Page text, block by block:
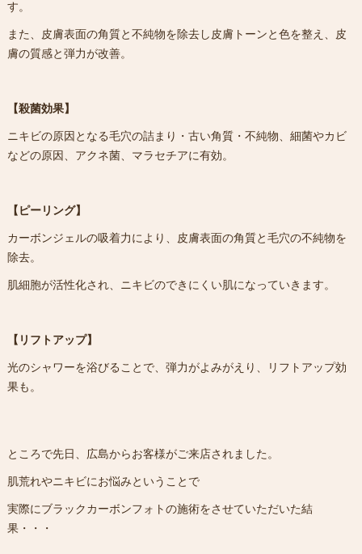
す。
また、皮膚表面の角質と不純物を除去し皮膚トーンと色を整え、皮
膚の質感と弾力が改善。
【殺菌効果】
ニキビの原因となる毛穴の詰まり・古い角質・不純物、細菌やカビ
などの原因、アクネ菌、マラセチアに有効。
【ピーリング】
カーボンジェルの吸着力により、皮膚表面の角質と毛穴の不純物を
除去。
肌細胞が活性化され、ニキビのできにくい肌になっていきます。
【リフトアップ】
光のシャワーを浴びることで、弾力がよみがえり、リフトアップ効
果も。
ところで先日、広島からお客様がご来店されました。
肌荒れやニキビにお悩みということで
実際にブラックカーボンフォトの施術をさせていただいた結
果・・・